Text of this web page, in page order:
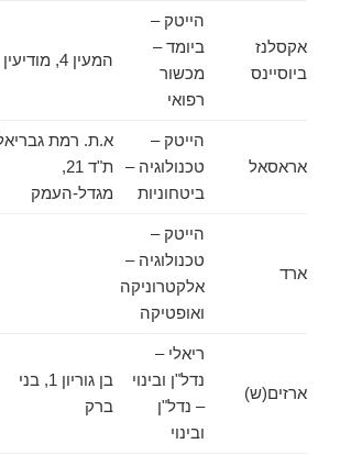
אקסלנז
ביוסיינס
הייטק –
ביומד –
מכשור
רפואי
המעין 4, מודיעין
אראסאל
הייטק –
טכנולוגיה –
ביטחוניות
א.ת. רמת גבריאל,
ת"ד 21,
מגדל-העמק
ארד
הייטק –
טכנולוגיה –
אלקטרוניקה
ואופטיקה
ארזים(ש)
ריאלי –
נדל"ן ובינוי
– נדל"ן
ובינוי
בן גוריון 1, בני
ברק